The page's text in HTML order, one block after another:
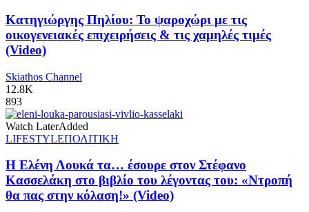
Κατηγιώργης Πηλίου: Το ψαροχώρι με τις
οικογενειακές επιχειρήσεις & τις χαμηλές τιμές
(Video)
Skiathos Channel
12.8K
893
Watch LaterAdded
LIFESTYLEΠΟΛΙΤΙΚΗ
Η Ελένη Λουκά τα… έσουρε στον Στέφανο
Κασσελάκη στο βιβλίο του λέγοντας του: «Ντροπή
θα πας στην κόλαση!» (Video)